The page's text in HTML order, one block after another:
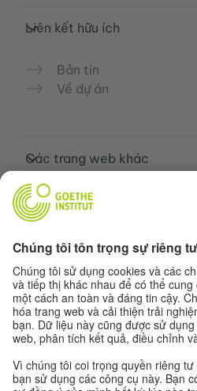
Liên kết hữu ích
Bản tin
Về dự án
Các trang web khác
Cộng đồng „Deutsch
Các khóa học tiếng
Institut
Cổng thông tin giáo
Quyền riêng tư và khả năng